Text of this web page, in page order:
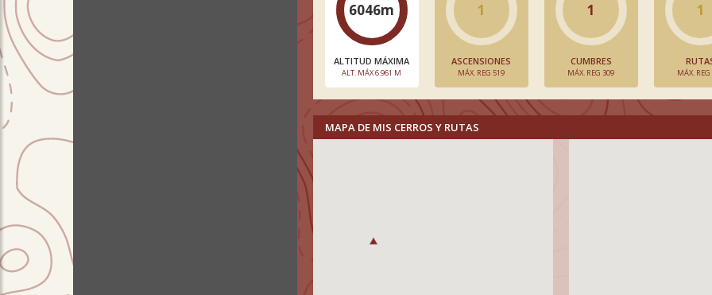
6046m
ALTITUD MÁXIMA
ALT. MÁX 6.961 M
1
ASCENSIONES
MÁX. REG 519
1
CUMBRES
MÁX. REG 309
1
MÁX.
MAPA DE MIS CERROS Y RUTAS